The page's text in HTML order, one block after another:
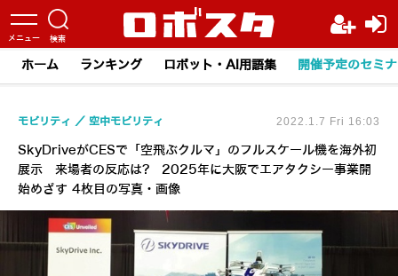
ホーム ランキング ロボット・AI用語集 開催予定のセミ
SkyDriveがCESで「空飛ぶクルマ」のフルスケール機を海外初
展示 来場者の反応は? 2025年に大阪でエアタクシー事業開
始めざす 4枚目の写真・画像
モビリティ 空中モビリティ 2022.1.7 Fri 16:03